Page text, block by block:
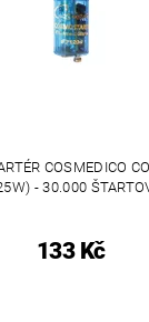
COSMEDICO
- 30.000
133 Kč